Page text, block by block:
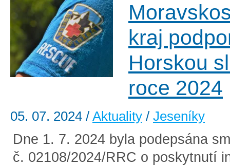
kraj
Horskou
roce 2024
05. 07. 2024 / Aktuality / Jeseníky
Dne 1. 7. 2024 byla podepsána
č. 02108/2024/RRC o poskytnutí